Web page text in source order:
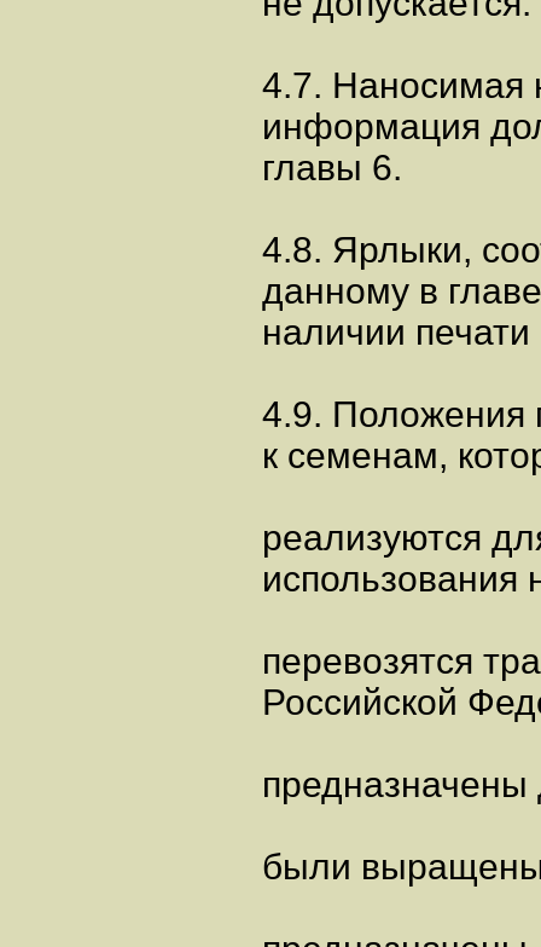
4.7. Наносимая
информация
главы 6.
4.8. Ярлыки,
данному в
наличии
4.9. Положения
к семенам,
реализуются
использования
перевозятся
Российской
предназначены
были выращены